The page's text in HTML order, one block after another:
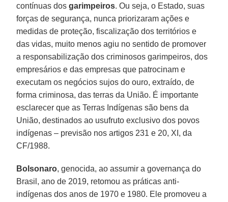
contínuas dosgarimpeiros. Ou seja, o Estado, suas
forças de segurança, nunca priorizaram ações e
medidas de proteção, fiscalização dos territórios e
das vidas, muito menos agiu no sentido de promover
a responsabilização dos criminosos garimpeiros, dos
empresários e das empresas que patrocinam e
executam os negócios sujos do ouro, extraído, de
forma criminosa, das terras da União. É importante
esclarecer que as Terras Indígenas são bens da
União, destinados ao usufruto exclusivo dos povos
indígenas – previsão nos artigos 231 e 20, XI, da
CF/1988.
Bolsonaro, genocida, ao assumir a governança do
Brasil, ano de 2019, retomou as práticas anti-
indígenas dos anos de 1970 e 1980. Ele promoveu a